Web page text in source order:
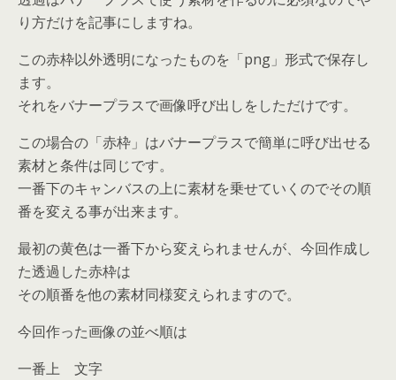
り方だけを記事にしますね。
この赤枠以外透明になったものを「png」形式で保存し
ます。
それをバナープラスで画像呼び出しをしただけです。
この場合の「赤枠」はバナープラスで簡単に呼び出せる
素材と条件は同じです。
一番下のキャンバスの上に素材を乗せていくのでその順
番を変える事が出来ます。
最初の黄色は一番下から変えられませんが、今回作成し
た透過した赤枠は
その順番を他の素材同様変えられますので。
今回作った画像の並べ順は
一番上 文字